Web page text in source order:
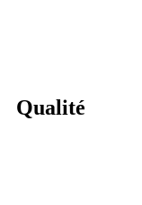
Qualité